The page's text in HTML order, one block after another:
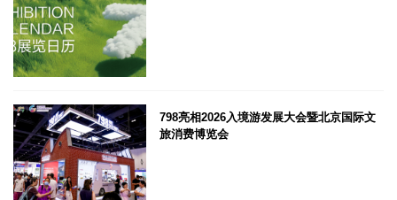
798亮相2026入境游发展大会暨北京国际文
旅消费博览会